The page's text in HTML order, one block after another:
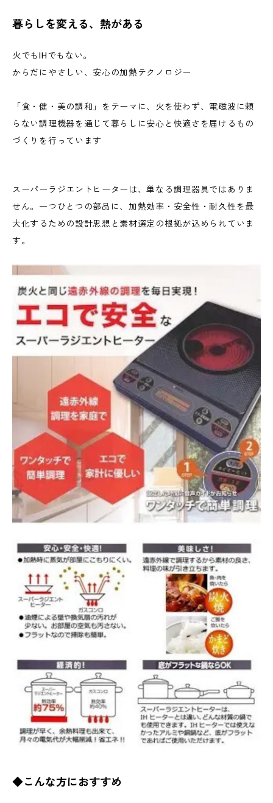
暮らしを変える、熱がある
火でもIHでもない。
からだにやさしい、安心の加熱テクノロジー
「食・健・美の調和」をテーマに、火を使わず、電磁波に頼
らない調理機器を通じて暮らしに安心と快適さを届けるもの
づくりを行っています
スーパーラジエントヒーターは、単なる調理器具ではありま
せん。一つひとつの部品に、加熱効率・安全性・耐久性を最
大化するための設計思想と素材選定の根拠が込められていま
す。
◆こんな方におすすめ